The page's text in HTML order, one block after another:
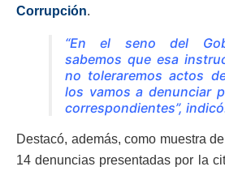
Corrupción.
“En el seno del
sabemos que esa
no toleraremos actos
los vamos a denunciar
correspondientes”,
Destacó, además, como muestra
14 denuncias presentadas por la